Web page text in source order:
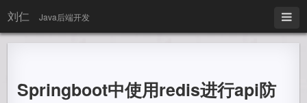
刘仁 Java后端开发
Springboot中使用redis进行api防